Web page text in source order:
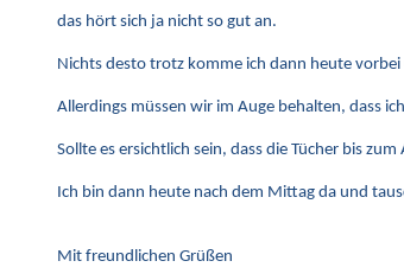
das hört sich ja nicht so gut an.
Nichts desto trotz komme ich dann heute vorbei
Allerdings müssen wir im Auge behalten, dass
Sollte es ersichtlich sein, dass die Tücher bis
Ich bin dann heute nach dem Mittag da und
Mit freundlichen Grüßen